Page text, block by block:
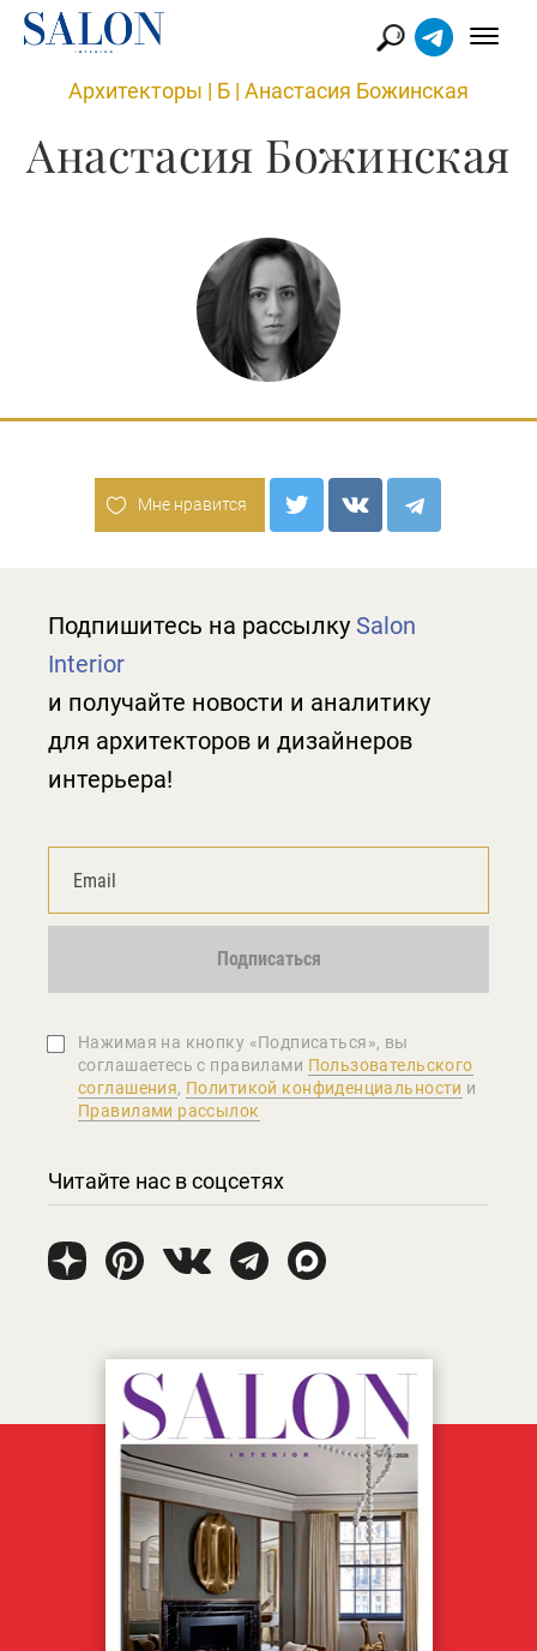
Архитекторы | Б | Анастасия Божинская
Анастасия Божинская
Мне нравится
Подпишитесь на рассылку Salon
Interior
и получайте новости и аналитику
для архитекторов и дизайнеров
интерьера!
Подписаться
Нажимая на кнопку «Подписаться», вы
соглашаетеcь с правилами Пользовательского
соглашения, Политикой конфиденциальности и
Правилами рассылок
Читайте нас в соцсетях